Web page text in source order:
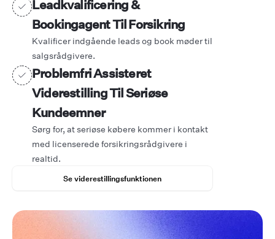
Leadkvalificering &
Bookingagent Til Forsikring
Kvalificer indgående leads og book møder til
salgsrådgivere.
Problemfri Assisteret
Viderestilling Til Seriøse
Kundeemner
Sørg for, at seriøse købere kommer i kontakt
med licenserede forsikringsrådgivere i
realtid.
Se viderestillingsfunktionen